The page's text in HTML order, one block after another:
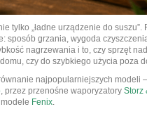
tylko „ładne urządzenie do suszu”.
sposób grzania, wygoda
nagrzewania i to, czy sprzęt
czy do szybkiego użycia poza
najpopularniejszych modeli
, przez przenośne waporyzatory Storz
Fenix.